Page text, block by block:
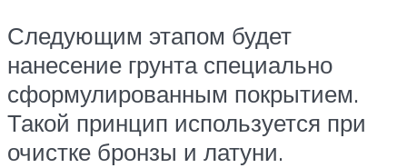
Следующим этапом будет
нанесение грунта специально
сформулированным покрытием.
Такой принцип используется при
очистке бронзы и латуни.